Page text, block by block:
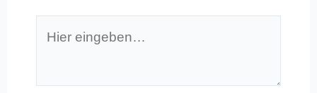
eingeben…